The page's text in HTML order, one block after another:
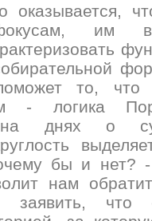
оказывается,
им
то, что
- логика
днях о
бы и нет? -
нам
заявить, что